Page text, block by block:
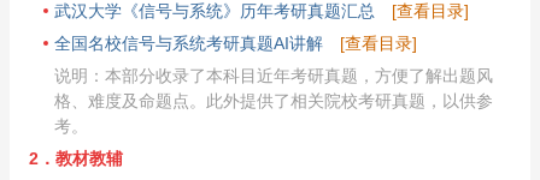
武汉大学《信号与系统》历年考研真题汇总
[查看目录]
全国名校信号与系统考研真题AI讲解
[查看目录]
说明：本部分收录了本科目近年考研真题，方便了解出题风
格、难度及命题点。此外提供了相关院校考研真题，以供参
考。
2．教材教辅